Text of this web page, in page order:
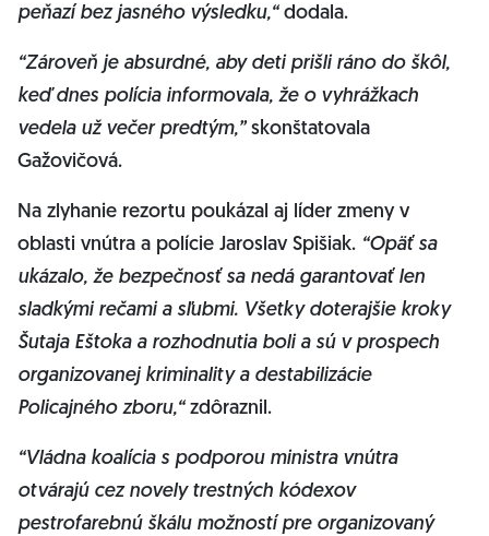
peňazí bez jasného výsledku,“dodala.
“Zároveň je absurdné, aby deti prišli ráno do škôl,
keď dnes polícia informovala, že o vyhrážkach
vedela už večer predtým,”skonštatovala
Gažovičová.
Na zlyhanie rezortu poukázal aj líder zmeny v
oblasti vnútra a polície Jaroslav Spišiak. “Opäť sa
ukázalo, že bezpečnosť sa nedá garantovať len
sladkými rečami a sľubmi. Všetky doterajšie kroky
Šutaja Eštoka a rozhodnutia boli a sú v prospech
organizovanej kriminality a destabilizácie
Policajného zboru,“zdôraznil.
“Vládna koalícia s podporou ministra vnútra
otvárajú cez novely trestných kódexov
pestrofarebnú škálu možností pre organizovaný